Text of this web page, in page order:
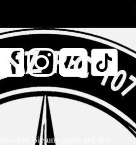
Besuchen Sie uns gerne auf den